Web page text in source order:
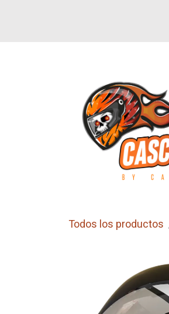
CALZADO
Todos los productos